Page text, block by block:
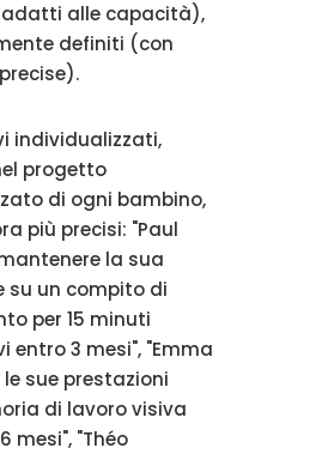
alle capacità),
definiti (con
individualizzati,
progetto
di ogni bambino,
più precisi: "Paul
la sua
su un compito di
per 15 minuti
entro 3 mesi", "Emma
sue prestazioni
di lavoro visiva
mesi", "Théo